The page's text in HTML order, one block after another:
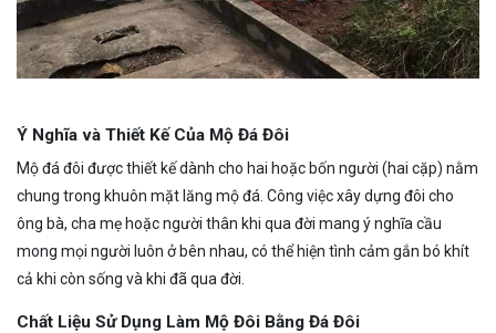
Ý Nghĩa và Thiết Kế Của Mộ Đá Đôi
Mộ đá đôi được thiết kế dành cho hai hoặc bốn người (hai cặp) nằm
chung trong khuôn mặt lăng mộ đá. Công việc xây dựng đôi cho
ông bà, cha mẹ hoặc người thân khi qua đời mang ý nghĩa cầu
mong mọi người luôn ở bên nhau, có thể hiện tình cảm gắn bó khít
cả khi còn sống và khi đã qua đời.
Chất Liệu Sử Dụng Làm Mộ Đôi Bằng Đá Đôi